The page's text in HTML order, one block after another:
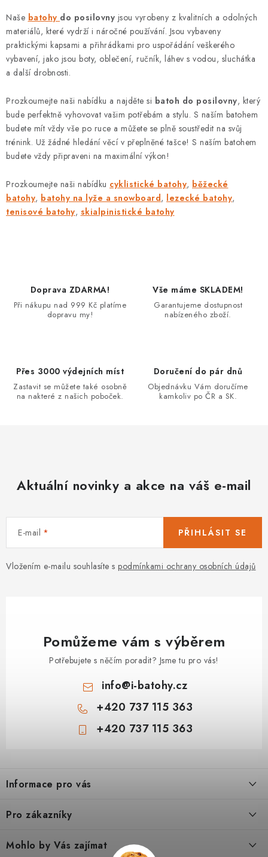
á
d
a
c
í
p
r
v
k
y
ý
p
i
Naše batohy do posilovny jsou vyrobeny z kvalitních a odolných
materiálů, které vydrží i náročné používání. Jsou vybaveny
praktickými kapsami a přihrádkami pro uspořádání veškerého
vybavení, jako jsou boty, oblečení, ručník, láhev s vodou, sluchátka
a další drobnosti.
Prozkoumejte naši nabídku a najděte si batoh do posilovny, který
bude perfektně vyhovovat vašim potřebám a stylu. S naším batohem
budete mít vždy vše po ruce a můžete se plně soustředit na svůj
trénink. Už žádné hledání věcí v přeplněné tašce! S naším batohem
budete vždy připraveni na maximální výkon!
Prozkoumejte naši nabídku cyklistické batohy, běžecké
batohy, batohy na lyže a snowboard, lezecké batohy,
tenisové batohy, skialpinistické batohy
Doprava ZDARMA!
Při nákupu nad 999 Kč platíme
dopravu my!
Vše máme SKLADEM!
Garantujeme dostupnost
nabízeného zboží.
Přes 3000 výdejních míst
Zastavit se můžete také osobně
na nakteré z našich poboček.
Doručení do pár dnů
Objednávku Vám doručíme
kamkoliv po ČR a SK.
Aktuální novinky a akce na váš e-mail
E-mail
Vložením e-mailu souhlasíte s podmínkami ochrany osobních údajů
PŘIHLÁSIT SE
Pomůžeme vám s výběrem
Potřebujete s něčím poradit? Jsme tu pro vás!
info@i-batohy.cz
+420 737 115 363
+420 737 115 363
p
a
Informace pro vás
Doprava a platba
Pro zákazníky
Podmínky ochrany osobní údaje
Mohlo by Vás zajímat